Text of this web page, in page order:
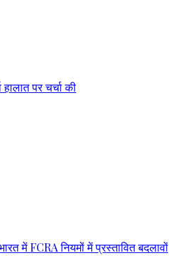
पर चर्चा की
में FCRA नियमों में प्रस्तावित बदलावों